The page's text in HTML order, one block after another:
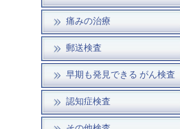
痛みの治療
郵送検査
早期も発見できる がん検査
認知症検査